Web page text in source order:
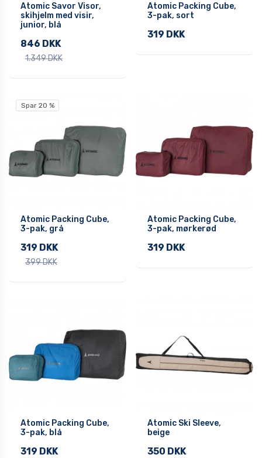
Atomic Savor Visor,
skihjelm med visir,
junior, blå
846 DKK
1.349 DKK
Atomic Packing Cube,
3-pak, sort
319 DKK
Spar 20 %
Atomic Packing Cube,
3-pak, grå
319 DKK
399 DKK
Atomic Packing Cube,
3-pak, mørkerød
319 DKK
Atomic Packing Cube,
3-pak, blå
319 DKK
Atomic Ski Sleeve,
beige
350 DKK